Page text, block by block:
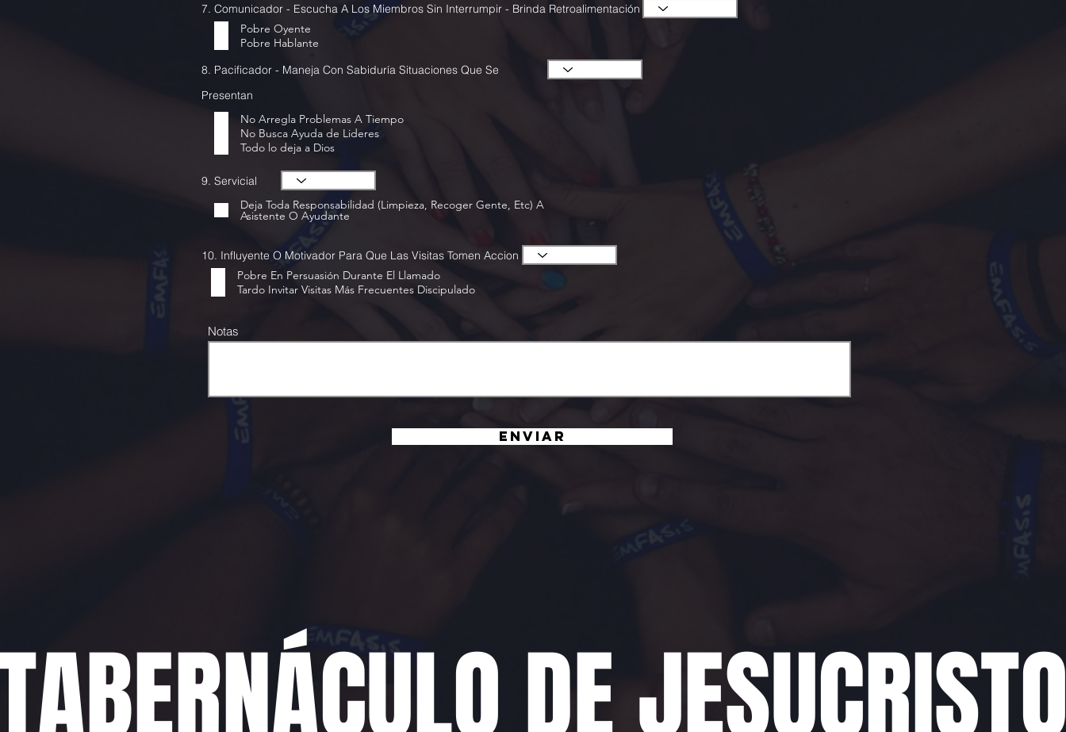
7. Comunicador - Escucha A Los Miembros Sin Interrumpir - Brinda Retroalimentación
Pobre Oyente
Pobre Hablante
8. Pacificador - Maneja Con Sabiduría Situaciones Que Se
Presentan
No Arregla Problemas A Tiempo
No Busca Ayuda de Lideres
Todo lo deja a Dios
9. Servicial
Deja Toda Responsabilidad (Limpieza, Recoger Gente, Etc) A
Asistente O Ayudante
10. Influyente O Motivador Para Que Las Visitas Tomen Accion
Pobre En Persuasión Durante El Llamado
Tardo Invitar Visitas Más Frecuentes Discipulado
Notas
Enviar
DE